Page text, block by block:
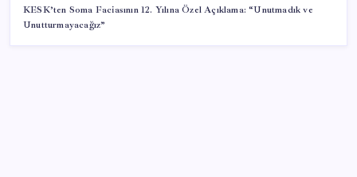
KESK’ten Soma Faciasının 12. Yılına Özel Açıklama: “Unutmadık ve
Unutturmayacağız”